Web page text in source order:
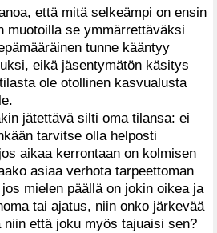
että mitä selkeämpi on ensin
muotoilla se ymmärrettäväksi
tunne kääntyy
eikä jäsentymätön käsitys
ole otollinen kasvualusta
jätettävä silti oma tilansa: ei
tarvitse olla helposti
aikaa kerrontaan on kolmisen
asiaa verhota tarpeettoman
mielen päällä on jokin oikea ja
tai ajatus, niin onko järkevää
että joku myös tajuaisi sen?